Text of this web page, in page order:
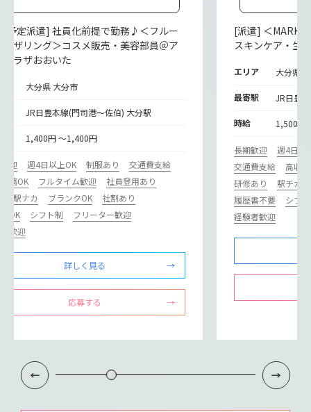
予定派遣] 社員化前提で勤務♪＜フルー
ャザリング＞コスメ販売・美容部員＠ア
プラザおおいた
大分県 大分市
JR日豊本線(門司港～佐伯) 大分駅
1,400円 ～1,400円
迎 週4日以上OK 制服あり
交通費支給
務OK
フルタイム歓迎
社員登用あり
･駅ナカ
ブランクOK
社割あり
OK
シフト制
フリーター歓迎
歓迎
詳しく見る
応募する
[派遣] ＜MARKS
スキンケア・生
エリア 大分県
最寄駅 JR日豊
時給 1,500円
長期歓迎
週4日以
交通費支給
高収
研修あり
駅チカ･
履歴書不要
シフ
経験者歓迎